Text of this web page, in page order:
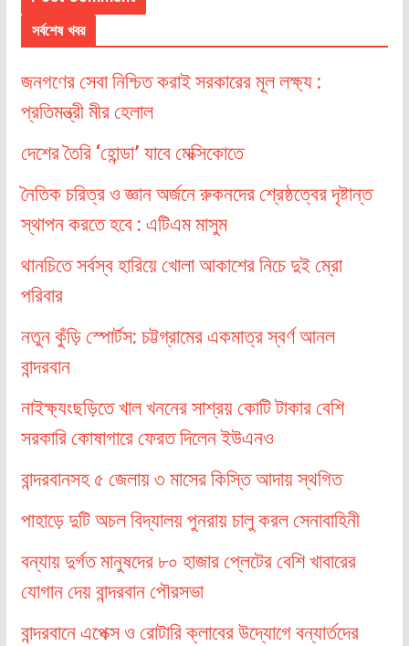
সর্বশেষ খবর
জনগণের সেবা নিশ্চিত করাই সরকারের মূল লক্ষ্য :
প্রতিমন্ত্রী মীর হেলাল
দেশের তৈরি ‘হোন্ডা’ যাবে মেক্সিকোতে
নৈতিক চরিত্র ও জ্ঞান অর্জনে রুকনদের শ্রেষ্ঠত্বের দৃষ্টান্ত
স্থাপন করতে হবে : এটিএম মাসুম
থানচিতে সর্বস্ব হারিয়ে খোলা আকাশের নিচে দুই ম্রো
পরিবার
নতুন কুঁড়ি স্পোর্টস: চট্টগ্রামের একমাত্র স্বর্ণ আনল
বান্দরবান
নাইক্ষ্যংছড়িতে খাল খননের সাশ্রয় কোটি টাকার বেশি
সরকারি কোষাগারে ফেরত দিলেন ইউএনও
বান্দরবানসহ ৫ জেলায় ৩ মাসের কিস্তি আদায় স্থগিত
পাহাড়ে দুটি অচল বিদ্যালয় পুনরায় চালু করল সেনাবাহিনী
বন্যায় দুর্গত মানুষদের ৮০ হাজার প্লেটের বেশি খাবারের
যোগান দেয় বান্দরবান পৌরসভা
বান্দরবানে এপেক্স ও রোটারি ক্লাবের উদ্যোগে বন্যার্তদের